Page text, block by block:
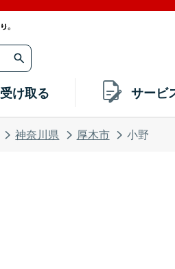
受け取る サービ
神奈川県 厚木市 小野